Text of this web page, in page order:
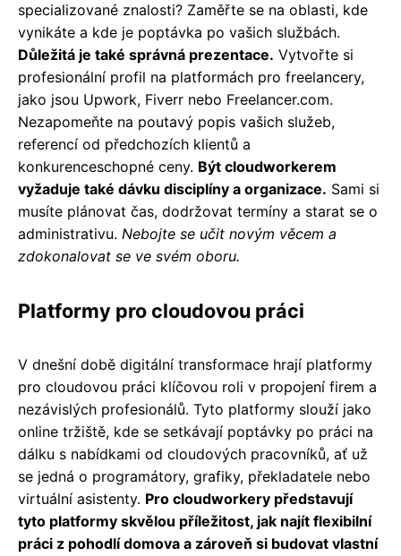
specializované znalosti? Zaměřte se na oblasti, kde
vynikáte a kde je poptávka po vašich službách.
Důležitá je také správná prezentace. Vytvořte si
profesionální profil na platformách pro freelancery,
jako jsou Upwork, Fiverr nebo Freelancer.com.
Nezapomeňte na poutavý popis vašich služeb,
referencí od předchozích klientů a
konkurenceschopné ceny. Být cloudworkerem
vyžaduje také dávku disciplíny a organizace. Sami si
musíte plánovat čas, dodržovat termíny a starat se o
administrativu. Nebojte se učit novým věcem a
zdokonalovat se ve svém oboru.
Platformy pro cloudovou práci
V dnešní době digitální transformace hrají platformy
pro cloudovou práci klíčovou roli v propojení firem a
nezávislých profesionálů. Tyto platformy slouží jako
online tržiště, kde se setkávají poptávky po práci na
dálku s nabídkami od cloudových pracovníků, ať už
se jedná o programátory, grafiky, překladatele nebo
virtuální asistenty. Pro cloudworkery představují
tyto platformy skvělou příležitost, jak najít flexibilní
práci z pohodlí domova a zároveň si budovat vlastní